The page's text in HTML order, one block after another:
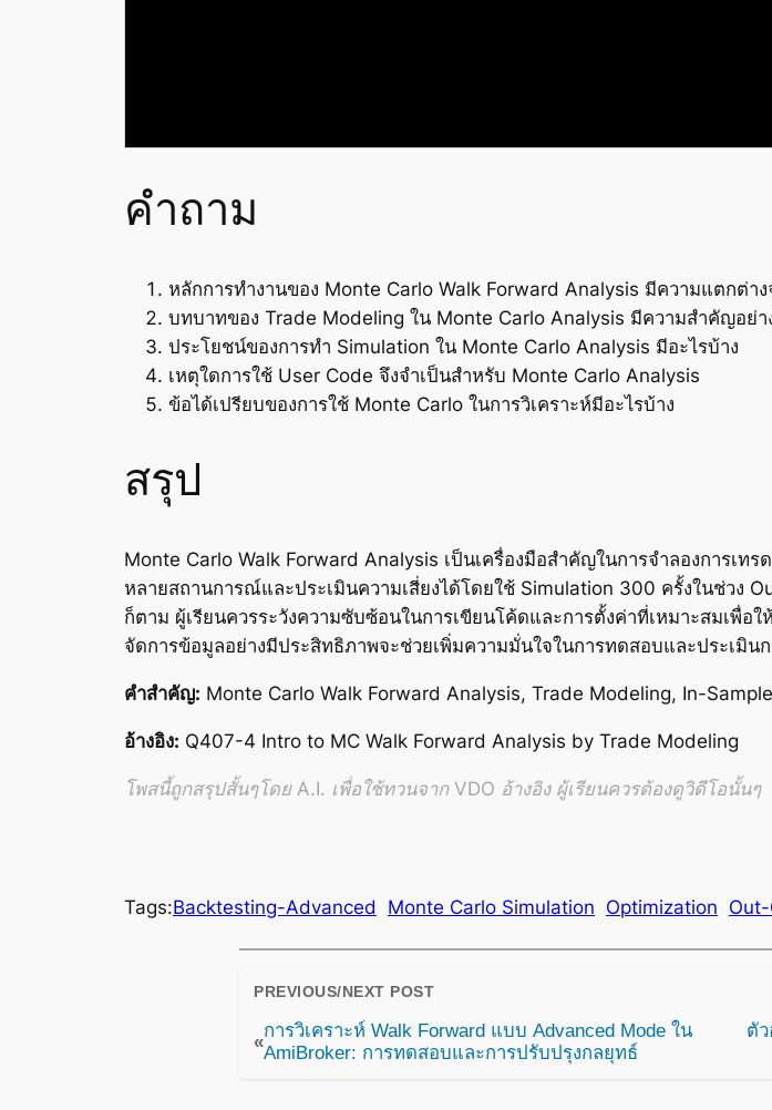
คำถาม
หลักการทำงานของ Monte Carlo Walk Forward Analysis มีความแตกต่าง
บทบาทของ Trade Modeling ใน Monte Carlo Analysis มีความสำคัญอย่า
ประโยชน์ของการทำ Simulation ใน Monte Carlo Analysis มีอะไรบ้าง
เหตุใดการใช้ User Code จึงจำเป็นสำหรับ Monte Carlo Analysis
ข้อได้เปรียบของการใช้ Monte Carlo ในการวิเคราะห์มีอะไรบ้าง
สรุป
Monte Carlo Walk Forward Analysis เป็นเครื่องมือสำคัญในการจำลองการเทร
หลายสถานการณ์และประเมินความเสี่ยงได้โดยใช้ Simulation 300 ครั้งในช่วง
ก็ตาม ผู้เรียนควรระวังความซับซ้อนในการเขียนโค้ดและการตั้งค่าที่เหมาะสมเพื่อ
จัดการข้อมูลอย่างมีประสิทธิภาพจะช่วยเพิ่มความมั่นใจในการทดสอบและประเมิน
คำสำคัญ: Monte Carlo Walk Forward Analysis, Trade Modeling, In-
อ้างอิง: Q407-4 Intro to MC Walk Forward Analysis by Trade Modeling
โพสนี้ถูกสรุปสั้นๆโดย A.I. เพื่อใช้ทวนจาก VDO อ้างอิง ผู้เรียนควรต้องดูวิดีโอนั้นๆ
Tags:Backtesting-Advanced Monte Carlo Simulation Optimization
PREVIOUS/NEXT POST
«
การวิเคราะห์ Walk Forward แบบ Advanced Mode ใน
AmiBroker: การทดสอบและการปรับปรุงกลยุทธ์
ตั